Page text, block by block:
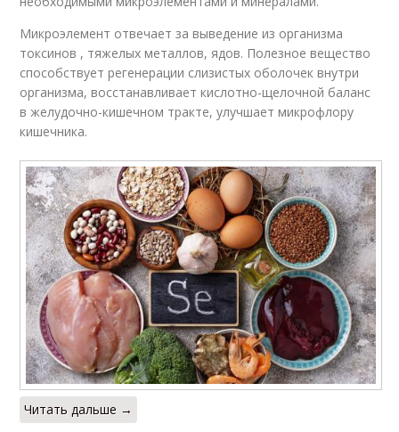
Микроэлемент отвечает за выведение из организма
токсинов , тяжелых металлов, ядов. Полезное вещество
способствует регенерации слизистых оболочек внутри
организма, восстанавливает кислотно-щелочной баланс
в желудочно-кишечном тракте, улучшает микрофлору
кишечника.
Читать дальше →